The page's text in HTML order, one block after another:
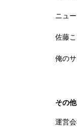
ニュ
佐藤
俺の
その他
運営